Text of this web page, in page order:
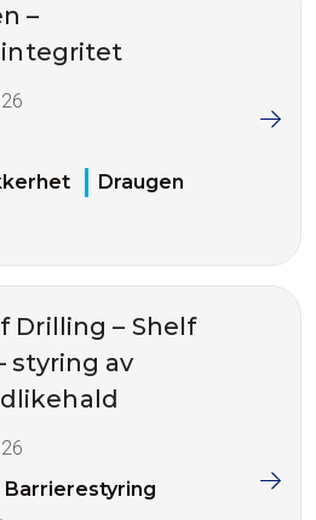
–
Draugen
Drilling – Shelf
styring av
Barrierestyring